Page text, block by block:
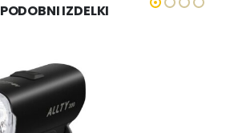
PODOBNI IZDELKI